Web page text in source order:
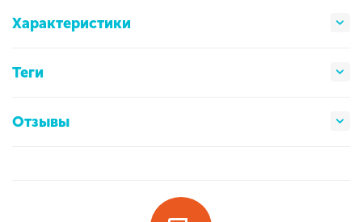
Характеристики
Теги
Отзывы